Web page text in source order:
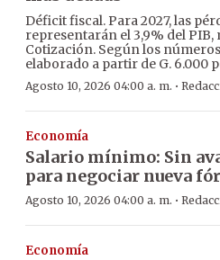
Déficit fiscal. Para 2027, las
representarán el 3,9% del PIB,
Cotización. Según los
elaborado a partir de G. 6.000
Agosto 10, 2026 04:00 a. m. ·
Economía
Salario mínimo: Sin
para negociar nueva
Agosto 10, 2026 04:00 a. m. ·
Economía